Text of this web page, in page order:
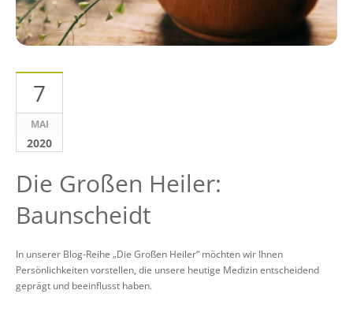
7
MAI
2020
Die Großen Heiler:
Baunscheidt
In unserer Blog-Reihe „Die Großen Heiler“ möchten wir Ihnen
Persönlichkeiten vorstellen, die unsere heutige Medizin entscheidend
geprägt und beeinflusst haben.